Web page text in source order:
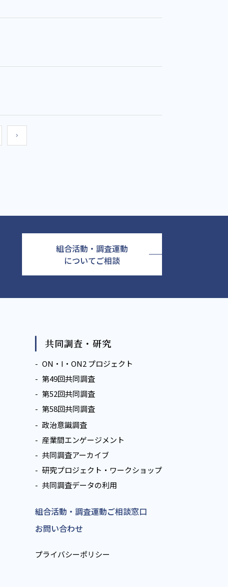
組合活動・調査運動
についてご相談
共同調査・研究
ON・I・ON2 プロジェクト
第49回共同調査
第52回共同調査
第58回共同調査
政治意識調査
産業間エンゲージメント
共同調査アーカイブ
研究プロジェクト・ワークショップ
共同調査データの利用
組合活動・調査運動ご相談窓口
お問い合わせ
プライバシーポリシー